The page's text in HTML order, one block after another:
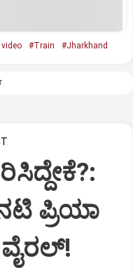
#Train #Jharkhand
ನಟಿ ಪ್ರಿಯಾ